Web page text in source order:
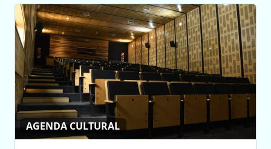
AGENDA CULTURAL